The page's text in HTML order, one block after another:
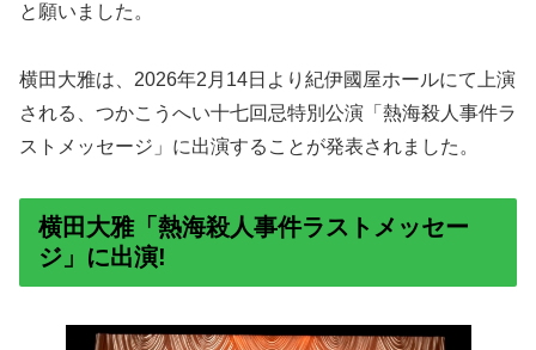
と願いました。
横田大雅は、2026年2月14日より紀伊國屋ホールにて上演
される、つかこうへい十七回忌特別公演「熱海殺人事件ラ
ストメッセージ」に出演することが発表されました。
横田大雅「熱海殺人事件ラストメッセー
ジ」に出演!